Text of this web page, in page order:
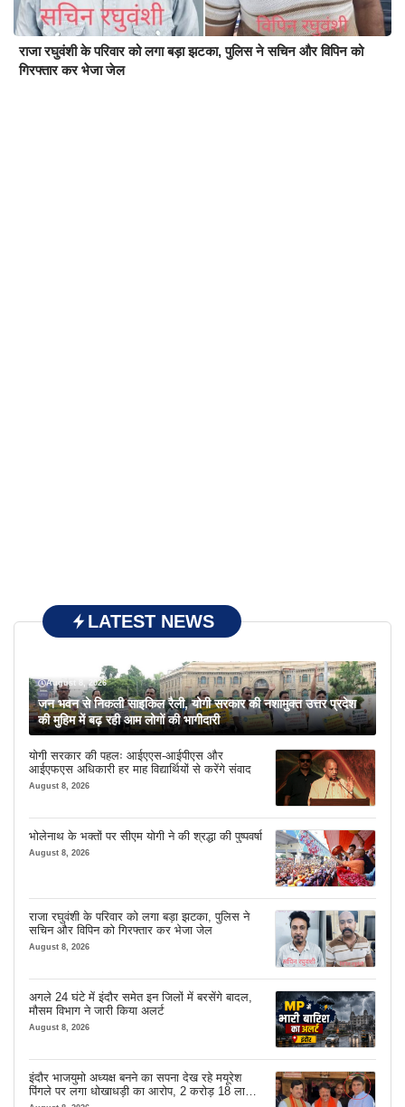
राजा रघुवंशी के परिवार को लगा बड़ा झटका, पुलिस ने सचिन और विपिन को
गिरफ्तार कर भेजा जेल
LATEST NEWS
August 8, 2026
जन भवन से निकली साइकिल रैली, योगी सरकार की नशामुक्त उत्तर प्रदेश
की मुहिम में बढ़ रही आम लोगों की भागीदारी
योगी सरकार की पहलः आईएएस-आईपीएस और
आईएफएस अधिकारी हर माह विद्यार्थियों से करेंगे संवाद
August 8, 2026
भोलेनाथ के भक्तों पर सीएम योगी ने की श्रद्धा की पुष्पवर्षा
August 8, 2026
राजा रघुवंशी के परिवार को लगा बड़ा झटका, पुलिस ने
सचिन और विपिन को गिरफ्तार कर भेजा जेल
August 8, 2026
अगले 24 घंटे में इंदौर समेत इन जिलों में बरसेंगे बादल,
मौसम विभाग ने जारी किया अलर्ट
August 8, 2026
इंदौर भाजयुमो अध्यक्ष बनने का सपना देख रहे मयूरेश
पिंगले पर लगा धोखाधड़ी का आरोप, 2 करोड़ 18 लाख